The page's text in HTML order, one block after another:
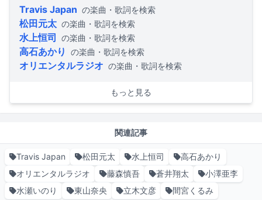
Travis Japan の楽曲・歌詞を検索
松田元太 の楽曲・歌詞を検索
水上恒司 の楽曲・歌詞を検索
高石あかり の楽曲・歌詞を検索
オリエンタルラジオ の楽曲・歌詞を検索
もっと見る
関連記事
Travis Japan 松田元太 水上恒司
高石あかり
オリエンタルラジオ
藤森慎吾 蒼井翔太
小澤亜李
水瀬いのり
東山奈央 立木文彦 間宮くるみ